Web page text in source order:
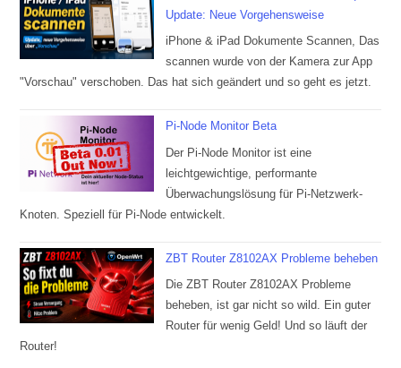
Update: Neue Vorgehensweise
iPhone & iPad Dokumente Scannen, Das
scannen wurde von der Kamera zur App
"Vorschau" verschoben. Das hat sich geändert und so geht es jetzt.
Pi-Node Monitor Beta
Der Pi-Node Monitor ist eine
leichtgewichtige, performante
Überwachungslösung für Pi-Netzwerk-
Knoten. Speziell für Pi-Node entwickelt.
ZBT Router Z8102AX Probleme beheben
Die ZBT Router Z8102AX Probleme
beheben, ist gar nicht so wild. Ein guter
Router für wenig Geld! Und so läuft der
Router!